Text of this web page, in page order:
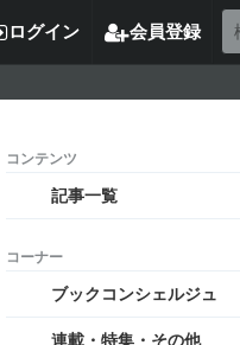
ログイン 会員登録
記事一覧
ブックコンシェルジュ
連載・特集・その他